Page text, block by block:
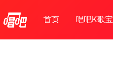
首页 唱吧K歌宝